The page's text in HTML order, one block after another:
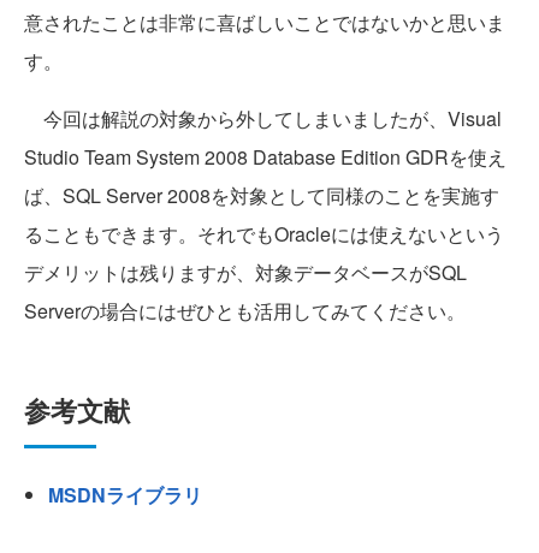
意されたことは非常に喜ばしいことではないかと思いま
す。
今回は解説の対象から外してしまいましたが、Visual
Studio Team System 2008 Database Edition GDRを使え
ば、SQL Server 2008を対象として同様のことを実施す
ることもできます。それでもOracleには使えないという
デメリットは残りますが、対象データベースがSQL
Serverの場合にはぜひとも活用してみてください。
参考文献
MSDNライブラリ